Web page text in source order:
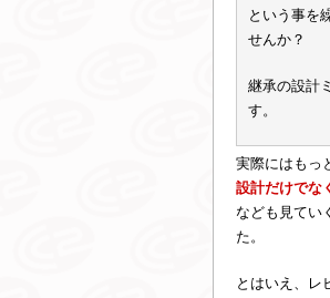
という事を
せんか？
継承の設計
す。
実際にはもっ
設計だけでな
なども見てい
た。
とはいえ、レ